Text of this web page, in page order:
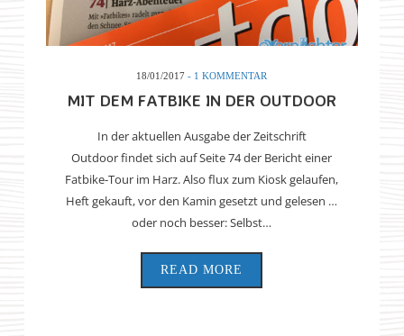
18/01/2017- 1 KOMMENTAR
MIT DEM FATBIKE IN DER OUTDOOR
In der aktuellen Ausgabe der Zeitschrift
Outdoor findet sich auf Seite 74 der Bericht einer
Fatbike-Tour im Harz. Also flux zum Kiosk gelaufen,
Heft gekauft, vor den Kamin gesetzt und gelesen …
oder noch besser: Selbst…
READ MORE